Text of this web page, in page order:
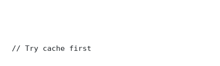
// Try cache first